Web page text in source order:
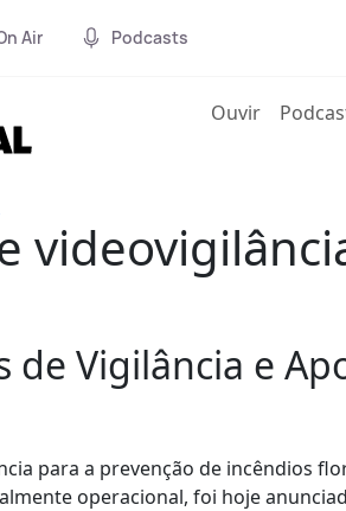
Air Podcasts
Ouvir(current)
de Vigilância e
para a prevenção de incêndios
operacional, foi hoje